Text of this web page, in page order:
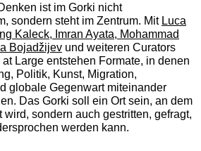
ist im Gorki nicht
sondern steht im Zentrum. Mit Luca
Kaleck, Imran Ayata, Mohammad
Bojadžijevund weiteren Curators
Large entstehen Formate, in denen
Politik, Kunst, Migration,
globale Gegenwart miteinander
Das Gorki soll ein Ort sein, an dem
wird, sondern auch gestritten, gefragt,
werden kann.